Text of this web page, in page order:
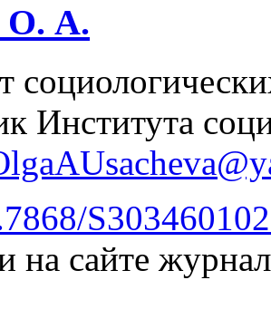
О. А.
Института
на сайте